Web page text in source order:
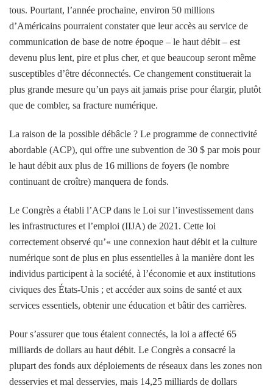
tous. Pourtant, l’année prochaine, environ 50 millions
d’Américains pourraient constater que leur accès au service de
communication de base de notre époque – le haut débit – est
devenu plus lent, pire et plus cher, et que beaucoup seront même
susceptibles d’être déconnectés. Ce changement constituerait la
plus grande mesure qu’un pays ait jamais prise pour élargir, plutôt
que de combler, sa fracture numérique.
La raison de la possible débâcle ? Le programme de connectivité
abordable (ACP), qui offre une subvention de 30 $ par mois pour
le haut débit aux plus de 16 millions de foyers (le nombre
continuant de croître) manquera de fonds.
Le Congrès a établi l’ACP dans le Loi sur l’investissement dans
les infrastructures et l’emploi (IIJA) de 2021. Cette loi
correctement observé qu’« une connexion haut débit et la culture
numérique sont de plus en plus essentielles à la manière dont les
individus participent à la société, à l’économie et aux institutions
civiques des États-Unis ; et accéder aux soins de santé et aux
services essentiels, obtenir une éducation et bâtir des carrières.
Pour s’assurer que tous étaient connectés, la loi a affecté 65
milliards de dollars au haut débit. Le Congrès a consacré la
plupart des fonds aux déploiements de réseaux dans les zones non
desservies et mal desservies, mais 14,25 milliards de dollars